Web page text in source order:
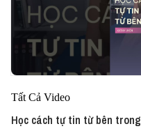
Tất Cả Video
Học cách tự tin từ bên trong